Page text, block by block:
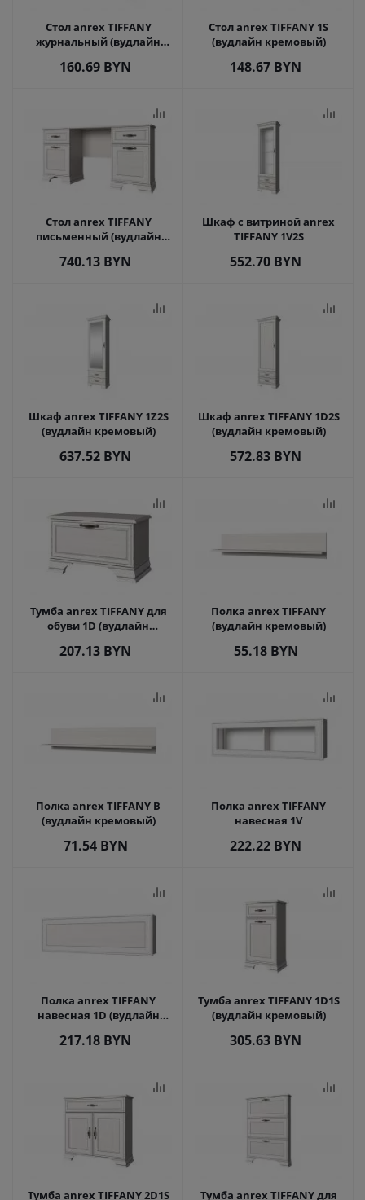
Стол anrex TIFFANY
журнальный (вудлайн
160.69 BYN
Стол anrex TIFFANY 1S
(вудлайн кремовый)
148.67 BYN
Стол anrex TIFFANY
письменный (вудлайн
740.13 BYN
Шкаф с витриной anrex
TIFFANY 1V2S
552.70 BYN
Шкаф anrex TIFFANY 1Z2S
(вудлайн кремовый)
637.52 BYN
Шкаф anrex TIFFANY 1D2S
(вудлайн кремовый)
572.83 BYN
Тумба anrex TIFFANY для
обуви 1D (вудлайн
207.13 BYN
Полка anrex TIFFANY
(вудлайн кремовый)
55.18BYN
Полка anrex TIFFANY B
(вудлайн кремовый)
71.54BYN
Полка anrex TIFFANY
навесная 1V
222.22 BYN
Полка anrex TIFFANY
навесная 1D (вудлайн
217.18 BYN
Тумба anrex TIFFANY 1D1S
(вудлайн кремовый)
305.63 BYN
Тумба anrex TIFFANY 2D1S Тумба anrex TIFFANY для